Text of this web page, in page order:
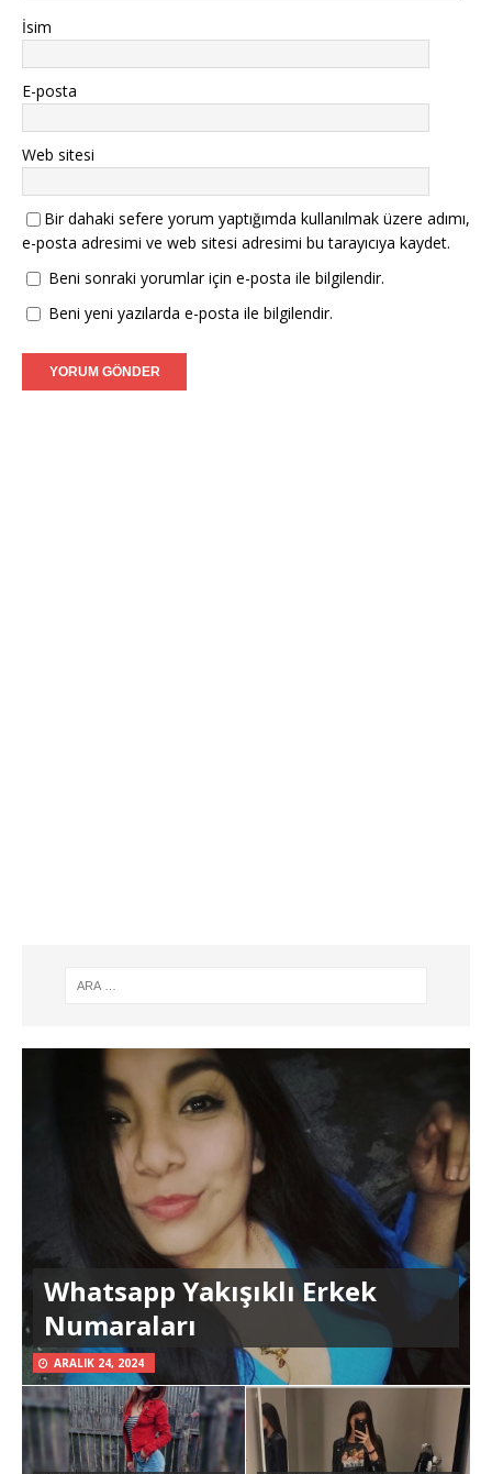
İsim
E-posta
Web sitesi
Bir dahaki sefere yorum yaptığımda kullanılmak üzere adımı,
e-posta adresimi ve web sitesi adresimi bu tarayıcıya kaydet.
Beni sonraki yorumlar için e-posta ile bilgilendir.
Beni yeni yazılarda e-posta ile bilgilendir.
Whatsapp Yakışıklı Erkek
Numaraları
ARALIK 24, 2024